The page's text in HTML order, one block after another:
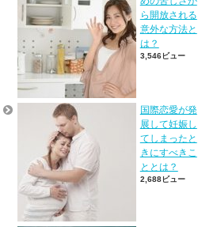
ら開放される
意外な方法と
は？
3,546ビュー
国際恋愛が発
展して妊娠し
てしまったと
きにすべきこ
ととは？
2,688ビュー